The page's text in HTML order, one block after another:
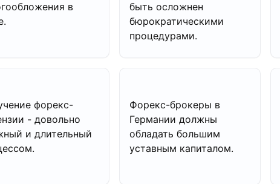
в
быть осложнен
бюрократическими
процедурами.
форекс-
- довольно
и длительный
Форекс-брокеры в
Германии должны
обладать большим
уставным капиталом.